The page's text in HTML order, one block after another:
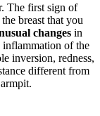
The first sign of
breast that you
changes in
inflammation of the
inversion, redness,
different from